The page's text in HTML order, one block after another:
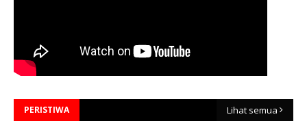
PERISTIWA Lihat semua